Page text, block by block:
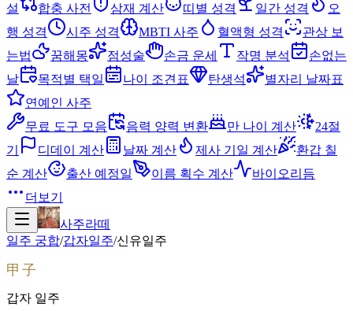
설
합충 사전 삼재 계산 띠별 성격 일간 성격
오
행 성격
시주 성격 MBTI 사주 혈액형 성격
관상 보
는법
꿈해몽 점성술 손금 운세 작명 분석
손없는
날
목적별 택일 나이 조견표 탄생석
별자리 날짜표
연예인 사주
무료 도구 모음
음력 양력 변환 만 나이 계산
24절
기
디데이 계산 날짜 계산 제사 기일 계산
환갑 칠
순 계산
출산 예정일 이름 획수 계산
바이오리듬
더보기
사주라떼
일주 궁합/갑자일주/신유일주
甲子
갑자 일주